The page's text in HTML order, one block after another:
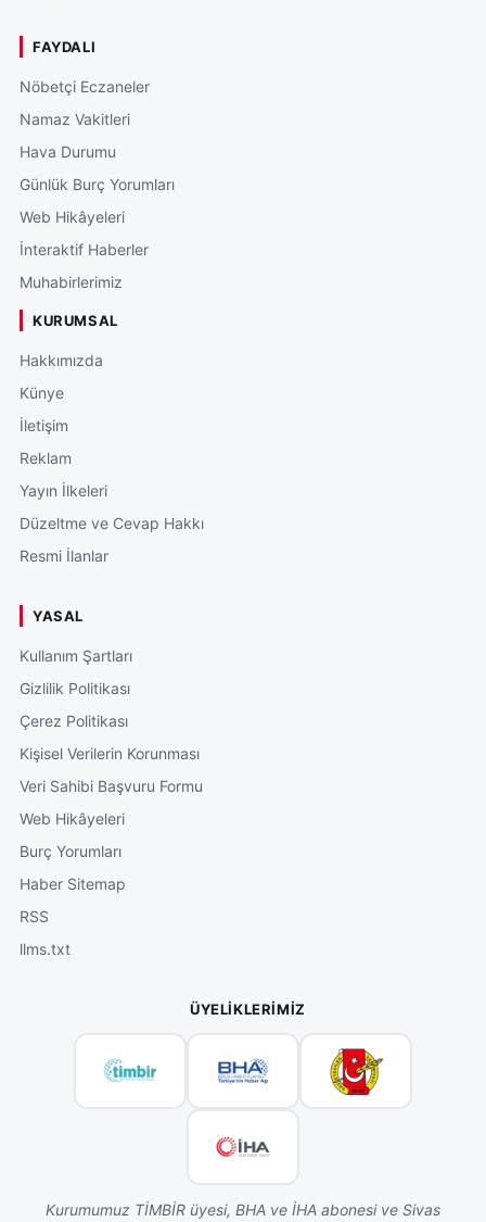
FAYDALI
Nöbetçi Eczaneler
Namaz Vakitleri
Hava Durumu
Günlük Burç Yorumları
Web Hikâyeleri
İnteraktif Haberler
Muhabirlerimiz
KURUMSAL
Hakkımızda
Künye
İletişim
Reklam
Yayın İlkeleri
Düzeltme ve Cevap Hakkı
Resmi İlanlar
YASAL
Kullanım Şartları
Gizlilik Politikası
Çerez Politikası
Kişisel Verilerin Korunması
Veri Sahibi Başvuru Formu
Web Hikâyeleri
Burç Yorumları
Haber Sitemap
RSS
llms.txt
ÜYELIKLERIMIZ
Kurumumuz TİMBİR üyesi, BHA ve İHA abonesi ve Sivas